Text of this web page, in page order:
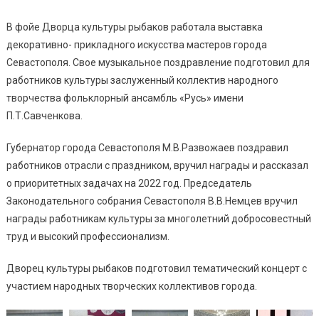
В фойе Дворца культуры рыбаков работала выставка
декоративно- прикладного искусства мастеров города
Севастополя. Свое музыкальное поздравление подготовил для
работников культуры заслуженный коллектив народного
творчества фольклорный ансамбль «Русь» имени
П.Т.Савченкова.
Губернатор города Севастополя М.В.Развожаев поздравил
работников отрасли с праздником, вручил награды и рассказал
о приоритетных задачах на 2022 год. Председатель
Законодательного собрания Севастополя В.В.Немцев вручил
награды работникам культуры за многолетний добросовестный
труд и высокий профессионализм.
Дворец культуры рыбаков подготовил тематический концерт с
участием народных творческих коллективов города.